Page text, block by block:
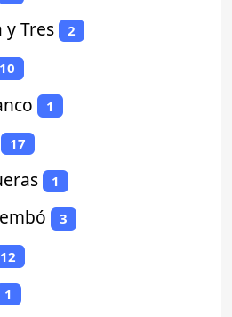
y Tres 2
10
1
17
1
3
12
1